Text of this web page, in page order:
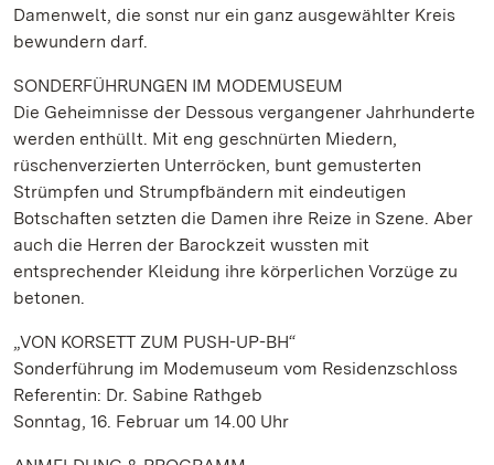
Damenwelt, die sonst nur ein ganz ausgewählter Kreis
bewundern darf.
SONDERFÜHRUNGEN IM MODEMUSEUM
Die Geheimnisse der Dessous vergangener Jahrhunderte
werden enthüllt. Mit eng geschnürten Miedern,
rüschenverzierten Unterröcken, bunt gemusterten
Strümpfen und Strumpfbändern mit eindeutigen
Botschaften setzten die Damen ihre Reize in Szene. Aber
auch die Herren der Barockzeit wussten mit
entsprechender Kleidung ihre körperlichen Vorzüge zu
betonen.
„VON KORSETT ZUM PUSH-UP-BH“
Sonderführung im Modemuseum vom Residenzschloss
Referentin: Dr. Sabine Rathgeb
Sonntag, 16. Februar um 14.00 Uhr